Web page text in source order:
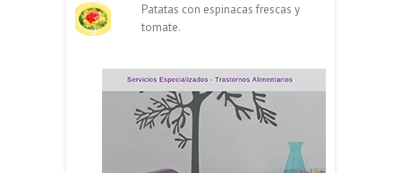
Patatas con espinacas frescas y
tomate.